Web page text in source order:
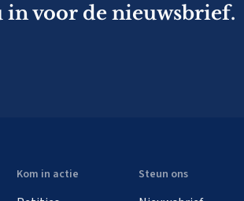
voor de nieuwsbrief.
Kom in actie Steun ons